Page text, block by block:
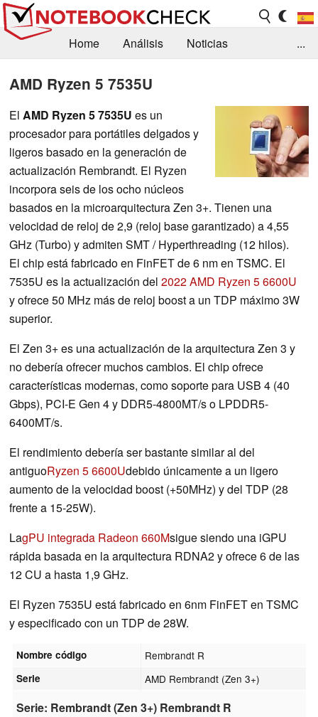
Home Análisis
Noticias
Contacto
...
AMD Ryzen 5 7535U
El AMD Ryzen 5 7535U es un
procesador para portátiles delgados y
ligeros basado en la generación de
actualización Rembrandt. El Ryzen
incorpora seis de los ocho núcleos
basados en la microarquitectura Zen 3+. Tienen una
velocidad de reloj de 2,9 (reloj base garantizado) a 4,55
GHz (Turbo) y admiten SMT / Hyperthreading (12 hilos).
El chip está fabricado en FinFET de 6 nm en TSMC. El
7535U es la actualización del 2022 AMD Ryzen 5 6600U
y ofrece 50 MHz más de reloj boost a un TDP máximo 3W
superior.
El Zen 3+ es una actualización de la arquitectura Zen 3 y
no debería ofrecer muchos cambios. El chip ofrece
características modernas, como soporte para USB 4 (40
Gbps), PCI-E Gen 4 y DDR5-4800MT/s o LPDDR5-
6400MT/s.
El rendimiento debería ser bastante similar al del
antiguoRyzen 5 6600Udebido únicamente a un ligero
aumento de la velocidad boost (+50MHz) y del TDP (28
frente a 15-25W).
LagPU integrada Radeon 660Msigue siendo una iGPU
rápida basada en la arquitectura RDNA2 y ofrece 6 de las
12 CU a hasta 1,9 GHz.
El Ryzen 7535U está fabricado en 6nm FinFET en TSMC
y especificado con un TDP de 28W.
Nombre código Rembrandt R
Serie AMD Rembrandt (Zen 3+)
Serie: Rembrandt (Zen 3+) Rembrandt R